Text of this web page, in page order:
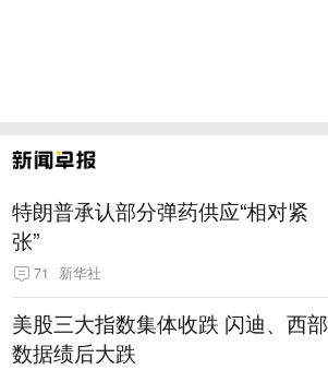
特朗普承认部分弹药供应“相对紧
张”
71 新华社
美股三大指数集体收跌 闪迪、西部
数据绩后大跌